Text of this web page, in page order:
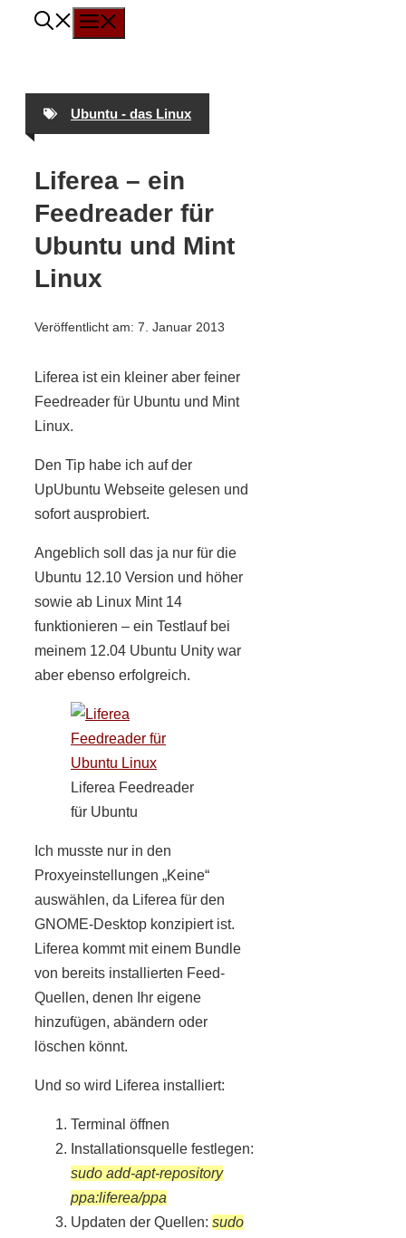
Zum
Ubuntu - das Linux
Liferea – ein
Feedreader für
Ubuntu und Mint
Linux
Veröffentlicht am: 7. Januar 2013
Liferea ist ein kleiner aber feiner
Feedreader für Ubuntu und Mint
Linux.
Den Tip habe ich auf der
UpUbuntu Webseite gelesen und
sofort ausprobiert.
Angeblich soll das ja nur für die
Ubuntu 12.10 Version und höher
sowie ab Linux Mint 14
funktionieren – ein Testlauf bei
meinem 12.04 Ubuntu Unity war
aber ebenso erfolgreich.
Liferea Feedreader
für Ubuntu
Ich musste nur in den
Proxyeinstellungen „Keine“
auswählen, da Liferea für den
GNOME-Desktop konzipiert ist.
Liferea kommt mit einem Bundle
von bereits installierten Feed-
Quellen, denen Ihr eigene
hinzufügen, abändern oder
löschen könnt.
Und so wird Liferea installiert:
Terminal öffnen
Installationsquelle festlegen:
sudo add-apt-repository
ppa:liferea/ppa
Updaten der Quellen: sudo